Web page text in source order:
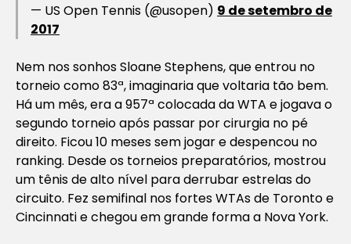
— US Open Tennis (@usopen) 9 de setembro de
2017
Nem nos sonhos Sloane Stephens, que entrou no
torneio como 83ª, imaginaria que voltaria tão bem.
Há um mês, era a 957ª colocada da WTA e jogava o
segundo torneio após passar por cirurgia no pé
direito. Ficou 10 meses sem jogar e despencou no
ranking. Desde os torneios preparatórios, mostrou
um tênis de alto nível para derrubar estrelas do
circuito. Fez semifinal nos fortes WTAs de Toronto e
Cincinnati e chegou em grande forma a Nova York.